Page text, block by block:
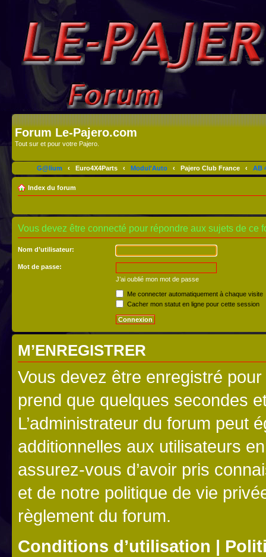
Forum Le-Pajero.com
Tout sur et pour votre Pajero.
G@lium ‹ Euro4X4Parts ‹ Modul'Auto ‹ Pajero Club France ‹ AB
Index du forum
Vous devez être connecté pour répondre aux sujets de ce
Nom d’utilisateur:
Mot de passe:
J’ai oublié mon mot de passe
Me connecter automatiquement à chaque visite
Cacher mon statut en ligne pour cette session
M’ENREGISTRER
Vous devez être enregistré
prend que quelques secondes
L’administrateur du forum peut
additionnelles aux utilisateurs
assurez-vous d’avoir pris
et de notre politique de vie
règlement du forum.
Conditions d’utilisation |